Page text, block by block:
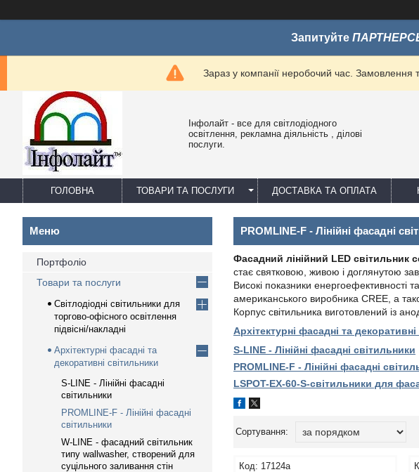
Запитуйте
Зараз у компанії неробочий час. Замовлення
Інфолайт - все для світлодіодного
освітлення, рекламна діяльність , ділові
послуги.
ГОЛОВНА ТОВАРИ ТА ПОСЛУГИ ДОСТАВКА ТА ОПЛАТА
PROMLINE-F - Лінійні фасадні
Фасадний лінійний LED світильник
стає святковою, живою і доглянутою
Високі показники енергоефективності
американського виробника CREE, а
Корпус світильника виготовлений із
Архітектурні фасадні та
S-LINE - Лінійні фасадні світильники
PROMLINE-F - Лінійні фасадні
LSPOT-EX-60-S-світильники для
17124а
Портфоліо
Товари та послуги
Світлодіодні світильники для
торгово-офісного освітлення
підвісні/накладні
Архітектурні фасадні та
декоративні світильники
S-LINE - Лінійні фасадні
світильники
PROMLINE-F - Лінійні фасадні
світильники
W-LINE - фасадний світильник
типу wallwasher, створений для
суцільного заливання стін